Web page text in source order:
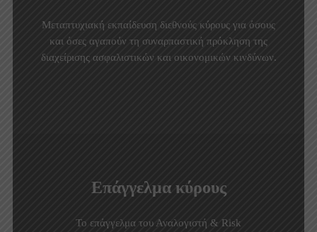
Μεταπτυχιακή εκπαίδευση διεθνούς κύρους για όσους
και όσες αγαπούν τη συναρπαστική πρόκληση της
διαχείρισης ασφαλιστικών και οικονομικών κινδύνων.
Επάγγελμα κύρους
Το επάγγελμα του Αναλογιστή & Risk